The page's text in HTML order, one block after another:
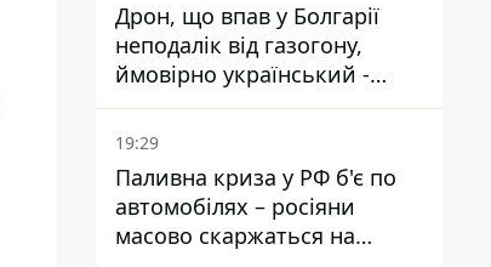
Дрон, що впав у Болгарії
неподалік від газогону,
ймовірно український -
Міноборони країни
19:29
Паливна криза у РФ б'є по
автомобілях – росіяни
масово скаржаться на